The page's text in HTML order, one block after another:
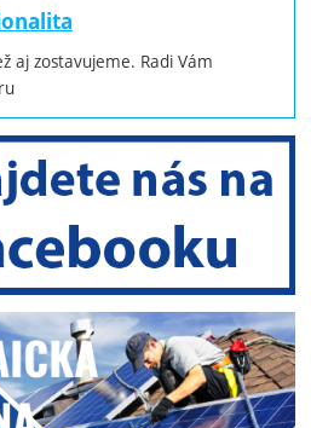
aj zostavujeme. Radi Vám